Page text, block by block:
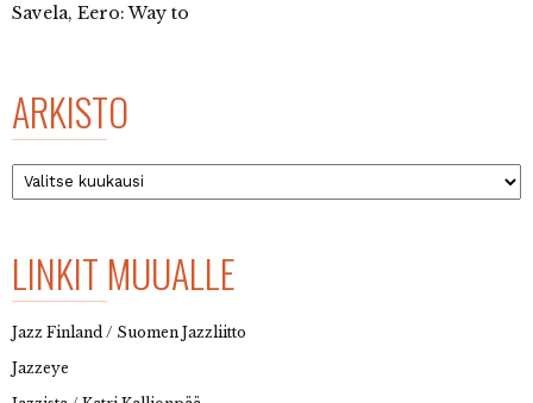
Savela, Eero: Way to
ARKISTO
Arkisto
LINKIT MUUALLE
Jazz Finland / Suomen Jazzliitto
Jazzeye